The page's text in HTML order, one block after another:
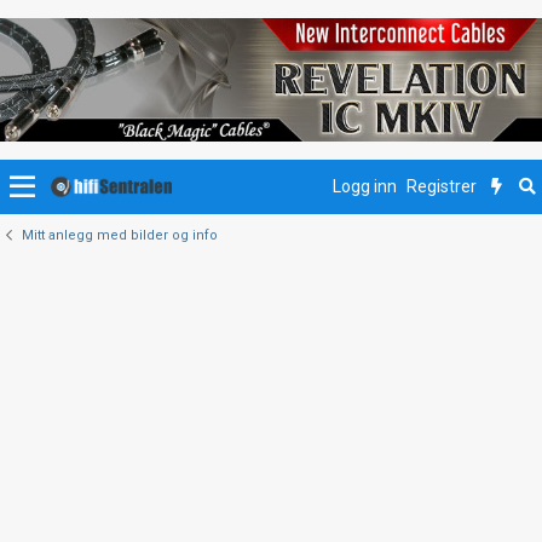
Logg inn Registrer
Mitt anlegg med bilder og info